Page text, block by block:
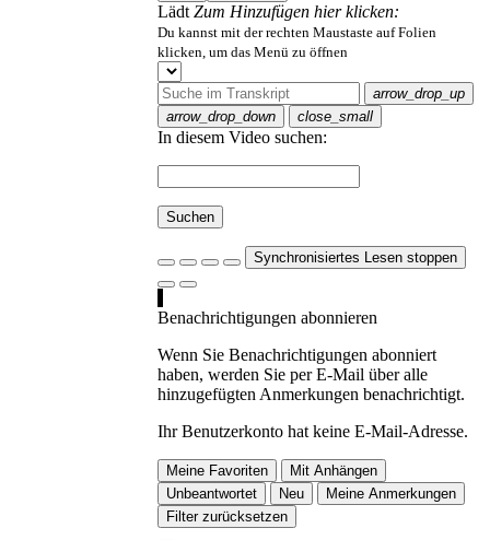
Lädt Zum Hinzufügen hier klicken:
Du kannst mit der rechten Maustaste auf Folien
klicken, um das Menü zu öffnen
arrow_drop_up
arrow_drop_down
close_small
In diesem Video suchen:
Suchen
Synchronisiertes Lesen stoppen
Benachrichtigungen abonnieren
Wenn Sie Benachrichtigungen abonniert
haben, werden Sie per E-Mail über alle
hinzugefügten Anmerkungen benachrichtigt.
Ihr Benutzerkonto hat keine E-Mail-Adresse.
Meine Favoriten
Mit Anhängen
Unbeantwortet
Neu
Meine Anmerkungen
Filter zurücksetzen